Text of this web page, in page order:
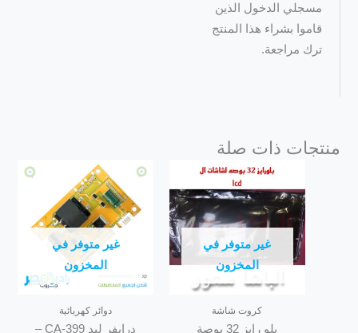
مسجلي الدخول الذين
قاموا بشراء هذا المنتج
ترك مراجعة.
منتجات ذات صلة
غير متوفر في
المخزون
كروت شاشة
بلو رايز 32 بوصة
غير متوفر في
المخزون
دوائر كهربائية
درايفر ليد CA-399 –